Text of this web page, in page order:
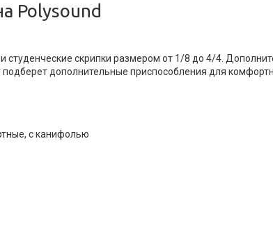
Polysound
студенческие скрипки размером от 1/8 до 4/4.
дополнительные приспособления для
с канифолью